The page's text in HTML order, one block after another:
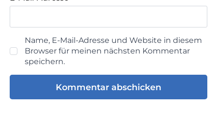
Name, E-Mail-Adresse und Website in diesem
Browser für meinen nächsten Kommentar
speichern.